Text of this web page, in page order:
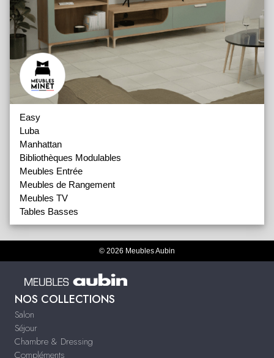
Easy
Luba
Manhattan
Bibliothèques Modulables
Meubles Entrée
Meubles de Rangement
Meubles TV
Tables Basses
© 2026 Meubles Aubin
NOS COLLECTIONS
Salon
Séjour
Chambre & Dressing
Compléments